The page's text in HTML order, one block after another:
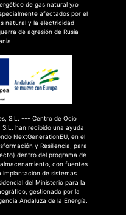
de gas natural y/o
afectados por el
natural y la electricidad
de agresión de Rusia
S.L. --- Centro de Ocio
han recibido una ayuda
NextGenerationEU, en el
y Resiliencia, para
dentro del programa de
con fuentes
implantación de sistemas
del Ministerio para la
gestionado por la
Andaluza de la Energía.